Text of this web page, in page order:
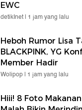
EWC
detikInet | 1 jam yang lalu
Heboh Rumor Lisa
BLACKPINK, YG
Member Hadir
Wolipop | 1 jam yang lalu
Hiii! 8 Foto